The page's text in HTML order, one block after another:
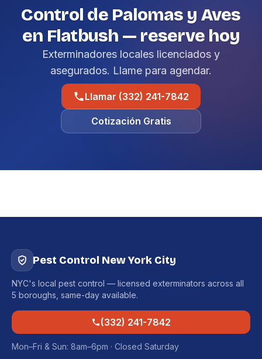
Control de Palomas y Aves
en Flatbush — reserve hoy
Exterminadores locales licenciados y
asegurados. Llame para agendar.
Llamar (332) 241-7842
Cotización Gratis
Pest Control New York City
NYC's local pest control — licensed exterminators across all
5 boroughs, same-day available.
(332) 241-7842
Mon–Fri & Sun: 8am–6pm · Closed Saturday